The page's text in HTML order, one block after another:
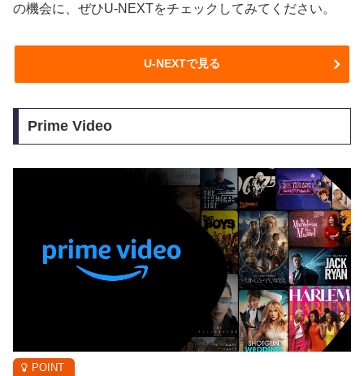
の機会に、ぜひU-NEXTをチェックしてみてください。
U-NEXTで見る
Prime Video